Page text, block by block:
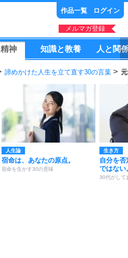
作品一覧 ログイン
メルマガ登録
精神 知識と教養 人 と 関
諦めかけた人生を立て直す30の言葉
人生論
宿命は、あなたの原点。
宿命を生かす30の意味
生き方
自分を
ではない
30代がして